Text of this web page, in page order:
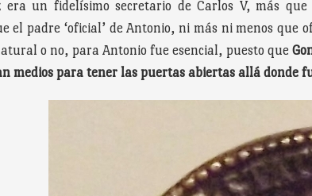
era un fidelísimo secretario de Carlos V, más
el padre ‘oficial’ de Antonio, ni más ni menos
o no, para Antonio fue esencial, puesto que
medios para tener las puertas abiertas allá donde